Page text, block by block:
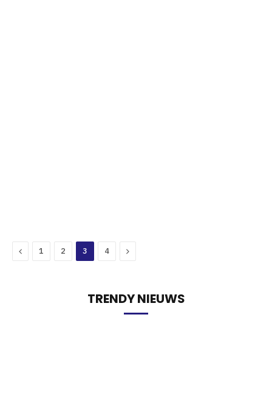
Previous
1 2 3 4 Next
TRENDY NIEUWS